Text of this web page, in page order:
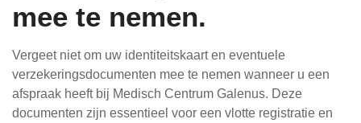
mee te nemen.
Vergeet niet om uw identiteitskaart en eventuele
verzekeringsdocumenten mee te nemen wanneer u een
afspraak heeft bij Medisch Centrum Galenus. Deze
documenten zijn essentieel voor een vlotte registratie en